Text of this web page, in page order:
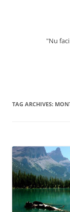
"Nu
TAG ARCHIVES: